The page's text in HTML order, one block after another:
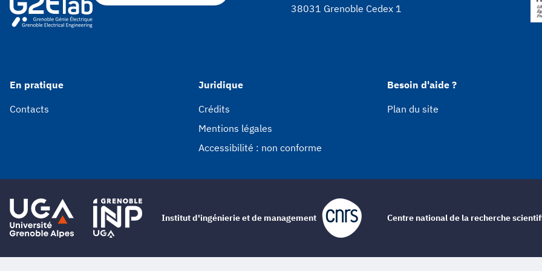
38031 Grenoble Cedex 1
En pratique
Contacts
Juridique
Crédits
Mentions légales
Accessibilité : non conforme
Besoin d'aide ?
Plan du site
Institut d'ingénierie et de management Centre national de la recherche